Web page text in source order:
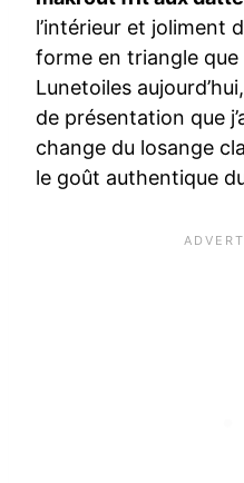
l’intérieur et joliment
forme en triangle
Lunetoiles
de présentation que
change du losange
le goût authentique